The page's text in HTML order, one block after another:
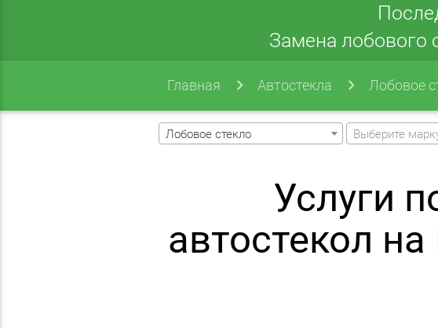
Замена лобового
Главная Автостекла Лобовое
Лобовое стекло
Услуги
автостекол